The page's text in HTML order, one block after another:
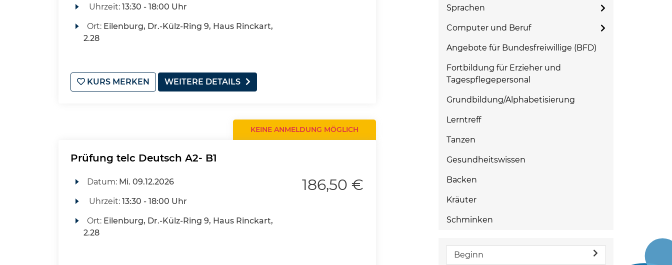
Uhrzeit: 13:30 - 18:00 Uhr
Ort: Eilenburg, Dr.-Külz-Ring 9, Haus Rinckart,
2.28
KURS MERKEN WEITERE DETAILS
KEINE ANMELDUNG MÖGLICH
Prüfung telc Deutsch A2- B1
Datum: Mi. 09.12.2026
Uhrzeit: 13:30 - 18:00 Uhr
Ort: Eilenburg, Dr.-Külz-Ring 9, Haus Rinckart,
2.28
186,50 €
Sprachen
Computer und Beruf
Angebote für Bundesfreiwillige (BFD)
Fortbildung für Erzieher und
Tagespflegepersonal
Grundbildung/Alphabetisierung
Lerntreff
Tanzen
Gesundheitswissen
Backen
Kräuter
Schminken
Beginn